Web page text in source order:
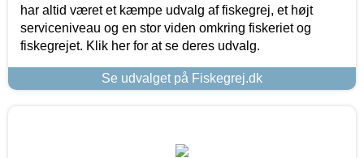
har altid været et kæmpe udvalg af fiskegrej, et højt
serviceniveau og en stor viden omkring fiskeriet og
fiskegrejet. Klik her for at se deres udvalg.
Se udvalget på Fiskegrej.dk